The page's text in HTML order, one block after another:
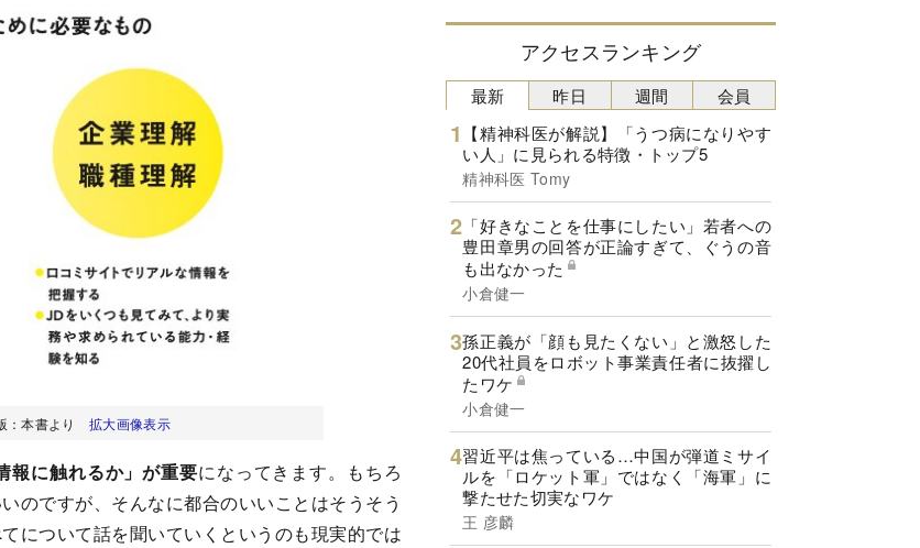
：本書より 拡大画像表示
報に触れるか」が重要になってきます。もちろ
のですが、そんなに都合のいいことはそうそう
について話を聞いていくというのも現実的では
アクセスランキング
最新
【精神科医が解説】「うつ病になりやす
い人」に見られる特徴・トップ5
精神科医 Tomy
「好きなことを仕事にしたい」若者への
豊田章男の回答が正論すぎて、ぐうの音
も出なかった
小倉健一
孫正義が「顔も見たくない」と激怒した
20代社員をロボット事業責任者に抜擢し
たワケ
小倉健一
習近平は焦っている…中国が弾道ミサイ
ルを「ロケット軍」ではなく「海軍」に
撃たせた切実なワケ
王 彦麟
昨日 週間 会員